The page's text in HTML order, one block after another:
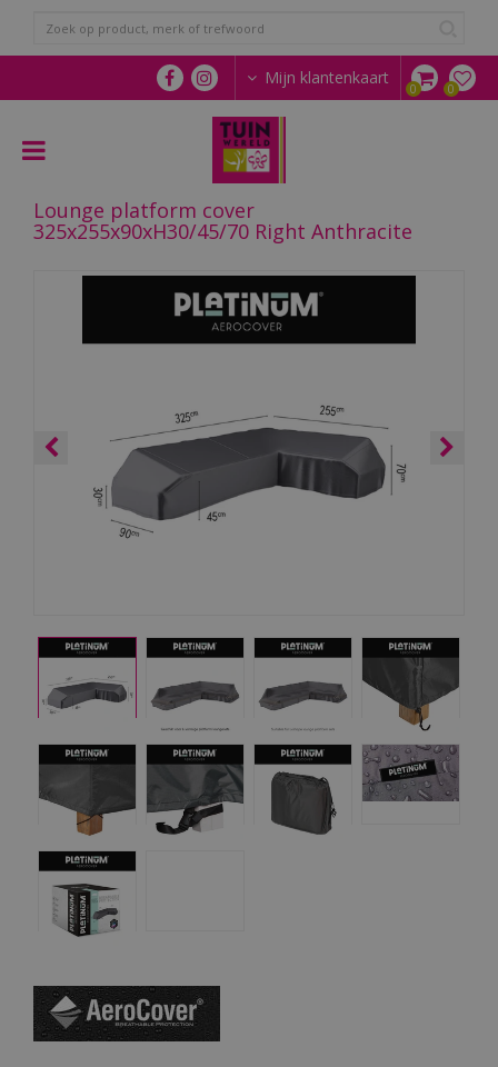
n
a
Mijn klantenkaart
Lounge platform cover
325x255x90xH30/45/70 Right Anthracite